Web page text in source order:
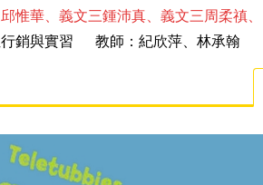
惟華、義文三鍾沛真、義文三周柔禛
行銷與實習 教師：紀欣萍、林承翰